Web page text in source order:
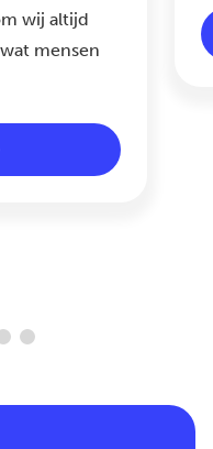
wij altijd
mensen